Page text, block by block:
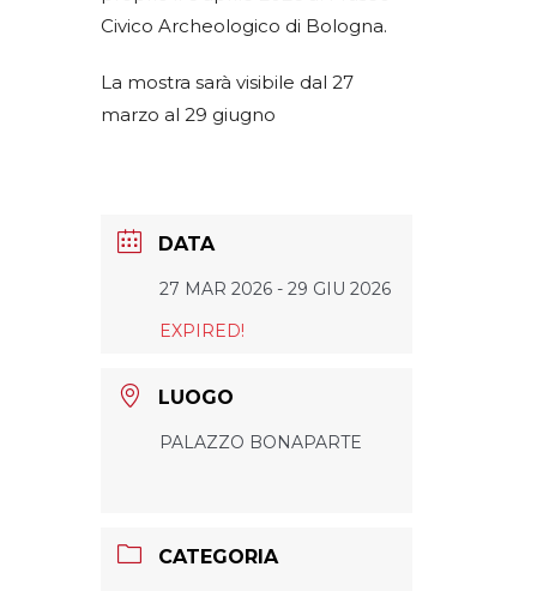
Civico Archeologico di Bologna.
La mostra sarà visibile dal 27
marzo al 29 giugno
DATA
27 MAR 2026 - 29 GIU 2026
EXPIRED!
LUOGO
PALAZZO BONAPARTE
CATEGORIA